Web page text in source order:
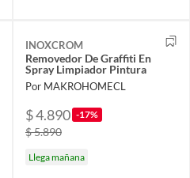
INOXCROM
Removedor De Graffiti En
Spray Limpiador Pintura
Por MAKROHOMECL
$ 4.890 -17%
$ 5.890
Llega mañana